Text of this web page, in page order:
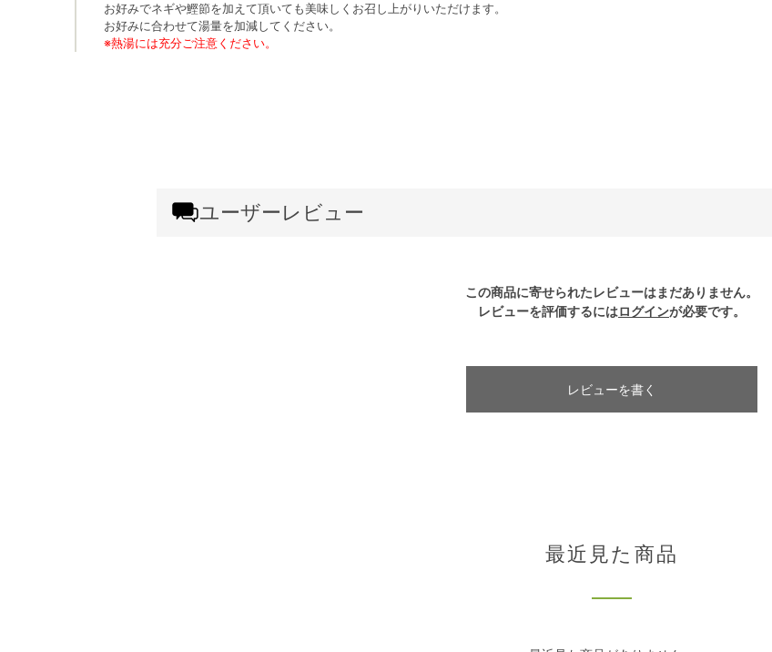
お好みでネギや鰹節を加えて頂いても美味しくお召し上がりいただけます。
お好みに合わせて湯量を加減してください。
※熱湯には充分ご注意ください。
ユーザーレビュー
この商品に寄せられたレビューはまだありません。
レビューを評価するにはログインが必要です。
レビューを書く
最近見た商品